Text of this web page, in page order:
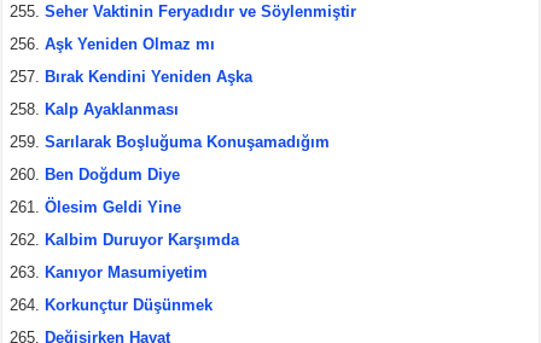
Seher Vaktinin Feryadıdır ve Söylenmiştir
Aşk Yeniden Olmaz mı
Bırak Kendini Yeniden Aşka
Kalp Ayaklanması
Sarılarak Boşluğuma Konuşamadığım
Ben Doğdum Diye
Ölesim Geldi Yine
Kalbim Duruyor Karşımda
Kanıyor Masumiyetim
Korkunçtur Düşünmek
Değişirken Hayat